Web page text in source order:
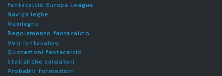
Fantacalcio Europa League
Naviga leghe
Maxileghe
Regolamento fantacalcio
Voti fantacalcio
Quotazioni fantacalcio
Statistiche calciatori
Probabili formazioni